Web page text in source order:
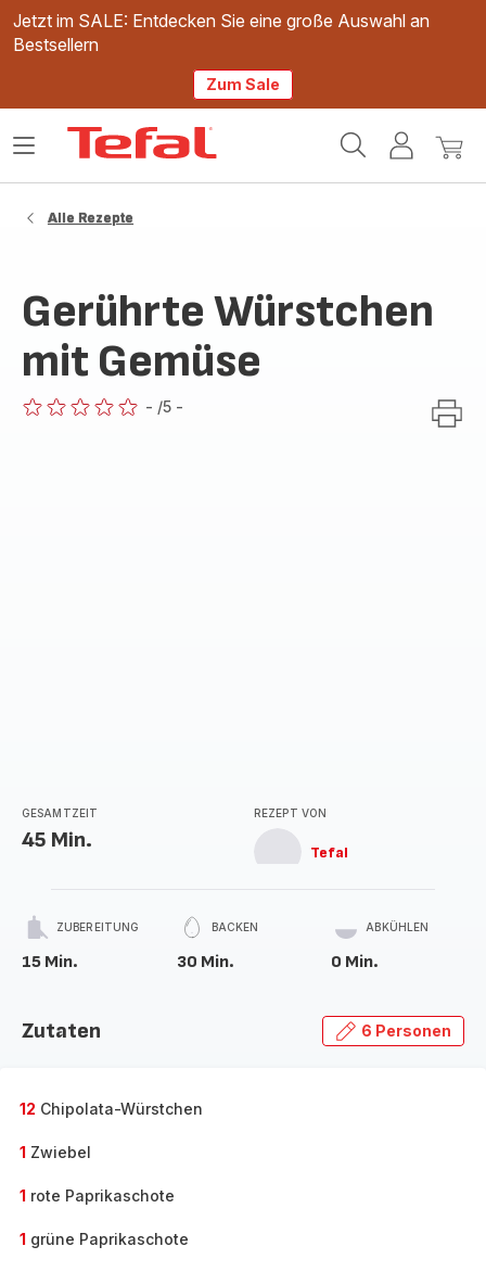
Jetzt im SALE: Entdecken Sie eine große Auswahl an
Bestsellern
Zum Sale
Mein
Mein
Das
Alle Rezepte
Gerührte Würstchen
mit Gemüse
- /5 -
GESAMTZEIT
45 Min.
REZEPT VON
Tefal
ZUBEREITUNG
15 Min.
BACKEN
30 Min.
ABKÜHLEN
0 Min.
Zutaten 6 Personen
12 Chipolata-Würstchen
1 Zwiebel
1 rote Paprikaschote
1 grüne Paprikaschote